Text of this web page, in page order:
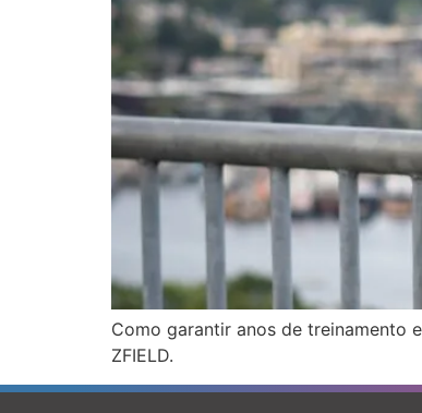
Como garantir anos de treinamento
ZFIELD.